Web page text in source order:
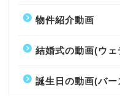
物件紹介動画
結婚式の動画(ウ
誕生日の動画(バ